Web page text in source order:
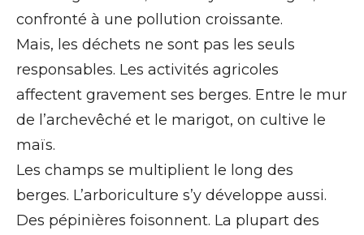
confronté à une pollution croissante.
Mais, les déchets ne sont pas les seuls
responsables. Les activités agricoles
affectent gravement ses berges. Entre le mur
de l’archevêché et le marigot, on cultive le
maïs.
Les champs se multiplient le long des
berges. L’arboriculture s’y développe aussi.
Des pépinières foisonnent. La plupart des